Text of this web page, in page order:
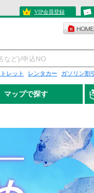
VIP会員登録
レット レンタカー ガソリン割引
マップで探す